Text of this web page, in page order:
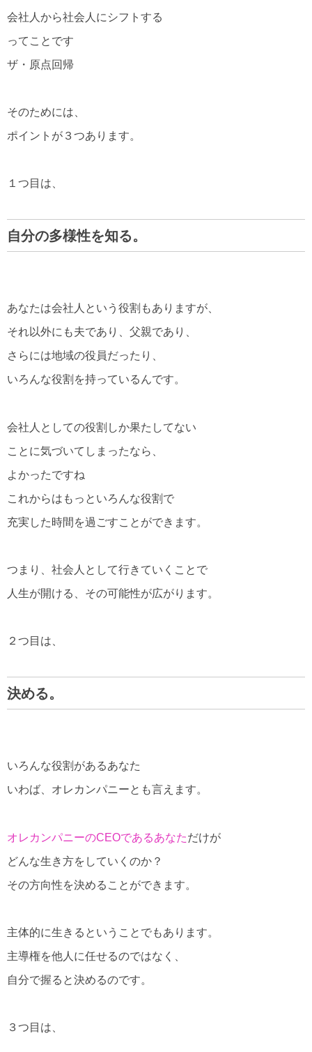
会社人から社会人にシフトする
ってことです
ザ・原点回帰
そのためには、
ポイントが３つあります。
１つ目は、
自分の多様性を知る。
あなたは会社人という役割もありますが、
それ以外にも夫であり、父親であり、
さらには地域の役員だったり、
いろんな役割を持っているんです。
会社人としての役割しか果たしてない
ことに気づいてしまったなら、
よかったですね
これからはもっといろんな役割で
充実した時間を過ごすことができます。
つまり、社会人として行きていくことで
人生が開ける、その可能性が広がります。
２つ目は、
決める。
いろんな役割があるあなた
いわば、オレカンパニーとも言えます。
オレカンパニーのCEOであるあなただけが
どんな生き方をしていくのか？
その方向性を決めることができます。
主体的に生きるということでもあります。
主導権を他人に任せるのではなく、
自分で握ると決めるのです。
３つ目は、